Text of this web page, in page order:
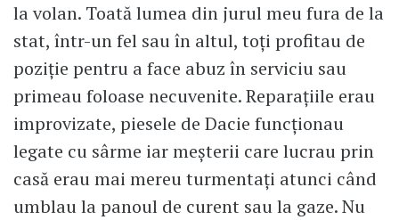
la volan. Toată lumea din jurul meu fura de la
stat, într-un fel sau în altul, toți profitau de
poziție pentru a face abuz în serviciu sau
primeau foloase necuvenite. Reparațiile erau
improvizate, piesele de Dacie funcționau
legate cu sârme iar meșterii care lucrau prin
casă erau mai mereu turmentați atunci când
umblau la panoul de curent sau la gaze. Nu